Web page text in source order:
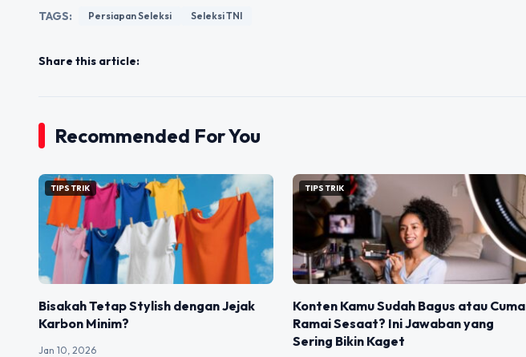
TAGS: Persiapan Seleksi Seleksi TNI
Share this article:
Recommended For You
TIPS TRIK
Bisakah Tetap Stylish dengan Jejak
Karbon Minim?
Jan 10, 2026
TIPS TRIK
Konten Kamu Sudah Bagus atau Cuma
Ramai Sesaat? Ini Jawaban yang
Sering Bikin Kaget